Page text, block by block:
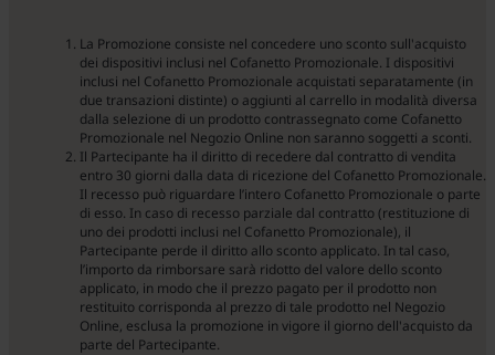
La Promozione consiste nel concedere uno sconto sull'acquisto
dei dispositivi inclusi nel Cofanetto Promozionale. I dispositivi
inclusi nel Cofanetto Promozionale acquistati separatamente (in
due transazioni distinte) o aggiunti al carrello in modalità diversa
dalla selezione di un prodotto contrassegnato come Cofanetto
Promozionale nel Negozio Online non saranno soggetti a sconti.
Il Partecipante ha il diritto di recedere dal contratto di vendita
entro 30 giorni dalla data di ricezione del Cofanetto Promozionale.
Il recesso può riguardare l’intero Cofanetto Promozionale o parte
di esso. In caso di recesso parziale dal contratto (restituzione di
uno dei prodotti inclusi nel Cofanetto Promozionale), il
Partecipante perde il diritto allo sconto applicato. In tal caso,
l’importo da rimborsare sarà ridotto del valore dello sconto
applicato, in modo che il prezzo pagato per il prodotto non
restituito corrisponda al prezzo di tale prodotto nel Negozio
Online, esclusa la promozione in vigore il giorno dell'acquisto da
parte del Partecipante.